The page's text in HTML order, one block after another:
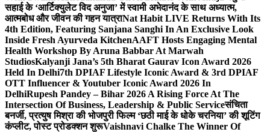
सहाई के ‘आर्टिक्युलेट विद अनुजा’ में स्वामी अभेदानंद के साथ अध्यात्म,
आत्मबोध और जीवन की गहन यात्राNat Habit LIVE Returns With Its
4th Edition, Featuring Sanjana Sanghi In An Exclusive Look
Inside Fresh Ayurveda KitchenAAFT Hosts Engaging Mental
Health Workshop By Aruna Babbar At Marwah
StudiosKalyanji Jana’s 5th Bharat Gaurav Icon Award 2026
Held In Delhi7th DPIAF Lifestyle Iconic Award & 3rd DPIAF
OTT Influencer & Youtuber Iconic Award 2026 In
DelhiRupesh Pandey – Bihar 2026 A Rising Force At The
Intersection Of Business, Leadership & Public Serviceसंचिता
बनर्जी, प्रत्युष मिश्रा की भोजपुरी फिल्म ‘छठी माई के धोके चरनिया’ की शूटिंग
कंप्लीट, पोस्ट प्रोडक्शन शुरूVaishnavi Chalke The Winner Of